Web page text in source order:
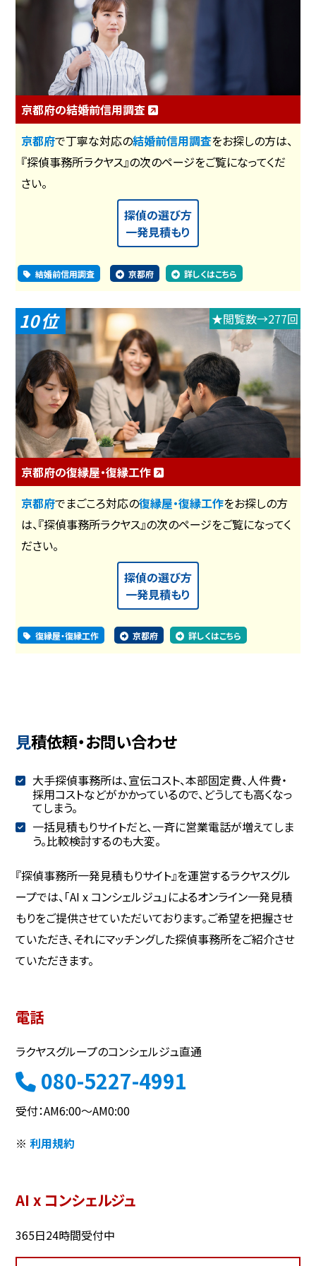
京都府の結婚前信用調査
京都府で丁寧な対応の結婚前信用調査をお探しの方は、
『探偵事務所ラクヤス』の次のページをご覧になってくだ
さい。
探偵の選び方
一発見積もり
結婚前信用調査 京都府 詳しくはこちら
10 ★閲覧数→277回
京都府の復縁屋・復縁工作
京都府でまごころ対応の復縁屋・復縁工作をお探しの方
は、『探偵事務所ラクヤス』の次のページをご覧になってく
ださい。
探偵の選び方
一発見積もり
復縁屋・復縁工作 京都府 詳しくはこちら
見積依頼・お問い合わせ
大手探偵事務所は、宣伝コスト、本部固定費、人件費・
採用コストなどがかかっているので、どうしても高くなっ
てしまう。
一括見積もりサイトだと、一斉に営業電話が増えてしま
う。比較検討するのも大変。
『探偵事務所一発見積もりサイト』を運営するラクヤスグル
ープでは、「AI x コンシェルジュ」によるオンライン一発見積
もりをご提供させていただいております。ご希望を把握させ
ていただき、それにマッチングした探偵事務所をご紹介させ
ていただきます。
電話
ラクヤスグループのコンシェルジュ直通
080-5227-4991
受付：AM6:00～AM0:00
※利用規約
AI x コンシェルジュ
365日24時間受付中